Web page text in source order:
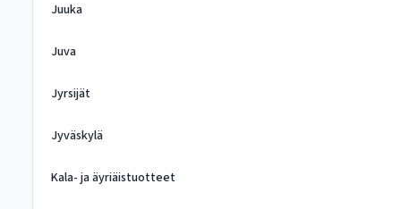
Juuka
Juva
Jyrsijät
Jyväskylä
Kala- ja äyriäistuotteet